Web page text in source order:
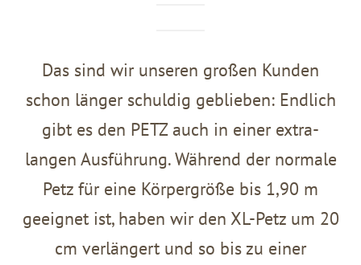
Das sind wir unseren großen Kunden
schon länger schuldig geblieben: Endlich
gibt es den PETZ auch in einer extra-
langen Ausführung. Während der normale
Petz für eine Körpergröße bis 1,90 m
geeignet ist, haben wir den XL-Petz um 20
cm verlängert und so bis zu einer